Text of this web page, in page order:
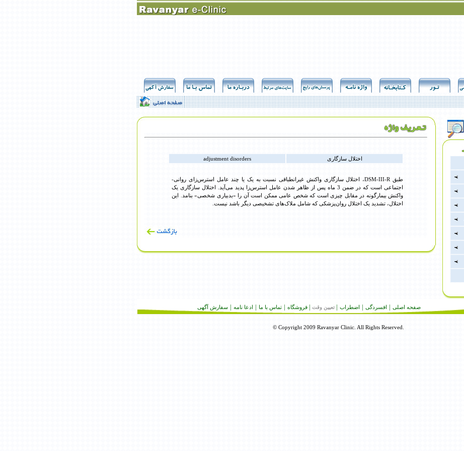
adjustment disorders اختلال سازگاری
طبق DSM-III-R، اختلال سازگاری واکنش غیرانطباقی نسبت به یک یا چند عامل استرس‌زای روانی-
اجتماعی است که در ضمن 3 ماه پس از ظاهر شدن عامل استرس‌زا پدید می‌آید. اختلال سازگاری یک
واکنش بیمارگونه در مقابل چیزی است که شخص عامی ممکن است آن را «بدبیاری شخصی» بنامد. این
اختلال، تشدید یک اختلال روان‌پزشکی که شامل ملاک‌های تشخیصی دیگر باشد نیست.
صفحه اصلى | افسردگى | اضطراب | تعيين وقت | فروشگاه | تماس با ما | ادعا نامه | سفارش آگهى
© Copyright 2009 Ravanyar Clinic. All Rights Reserved.